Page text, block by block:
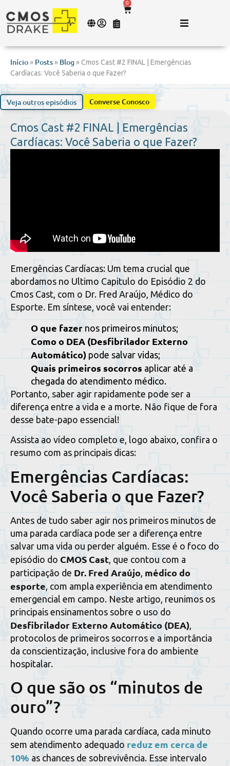
0
Início» Posts» Blog»Cmos Cast #2 FINAL | Emergências
Cardíacas: Você Saberia o que Fazer?
Veja outros episódios Converse Conosco
Cmos Cast #2 FINAL | Emergências
Cardíacas: Você Saberia o que Fazer?
Emergências Cardíacas: Um tema crucial que
abordamos no Ultimo Capitulo do Episódio 2 do
Cmos Cast, com o Dr. Fred Araújo, Médico do
Esporte. Em síntese, você vai entender:
O que fazer nos primeiros minutos;
Como o DEA (Desfibrilador Externo
Automático) pode salvar vidas;
Quais primeiros socorros aplicar até a
chegada do atendimento médico.
Portanto, saber agir rapidamente pode ser a
diferença entre a vida e a morte. Não fique de fora
desse bate-papo essencial!
Assista ao vídeo completo e, logo abaixo, confira o
resumo com as principais dicas:
Emergências Cardíacas:
Você Saberia o que Fazer?
Antes de tudo saber agir nos primeiros minutos de
uma parada cardíaca pode ser a diferença entre
salvar uma vida ou perder alguém. Esse é o foco do
episódio do CMOS Cast , que contou com a
participação de Dr. Fred Araújo médico do
esporte , com ampla experiência em atendimento
emergencial em campo. Neste artigo, reunimos os
principais ensinamentos sobre o uso do
Desfibrilador Externo Automático (DEA)
protocolos de primeiros socorros e a importância
da conscientização, inclusive fora do ambiente
hospitalar.
O que são os “minutos de
ouro”?
Quando ocorre uma parada cardíaca, cada minuto
sem atendimento adequado reduz em cerca de
10% as chances de sobrevivência. Esse intervalo